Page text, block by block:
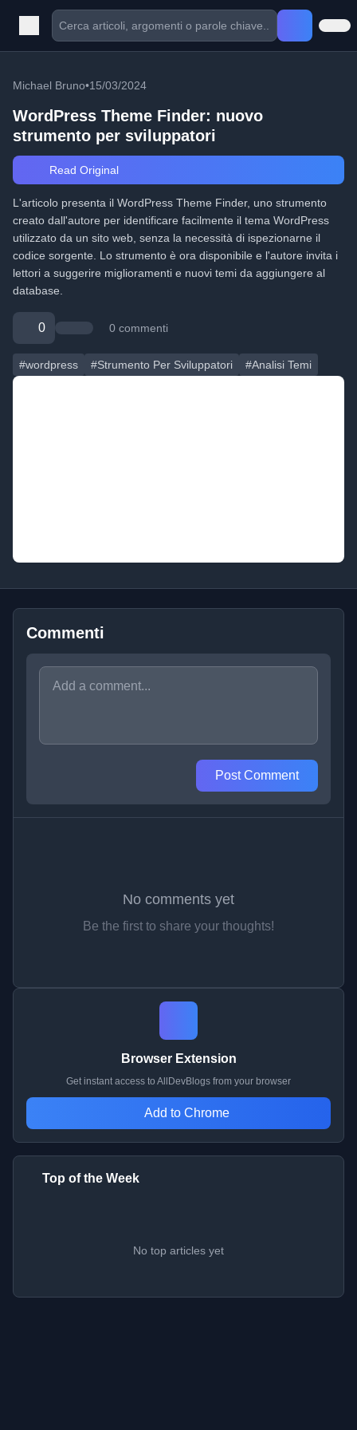
Michael Bruno•15/03/2024
WordPress Theme Finder: nuovo
strumento per sviluppatori
Read Original
L'articolo presenta il WordPress Theme Finder, uno strumento
creato dall'autore per identificare facilmente il tema WordPress
utilizzato da un sito web, senza la necessità di ispezionarne il
codice sorgente. Lo strumento è ora disponibile e l'autore invita i
lettori a suggerire miglioramenti e nuovi temi da aggiungere al
database.
0 0 commenti
#wordpress #Strumento Per Sviluppatori #Analisi Temi
Commenti
Post Comment
No comments yet
Be the first to share your thoughts!
Browser Extension
Get instant access to AllDevBlogs from your browser
Add to Chrome
Top of the Week
No top articles yet